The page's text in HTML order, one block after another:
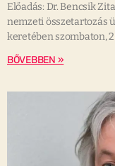
Előadás: Dr. Bencsik
nemzeti összetartozás
keretében szombaton,
BŐVEBBEN »